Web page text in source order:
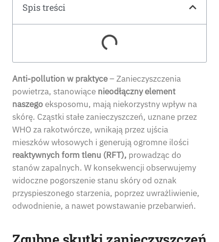
Spis treści
Anti-pollution w praktyce– Zanieczyszczenia
powietrza, stanowiące nieodłączny element
naszegoeksposomu, mają niekorzystny wpływ na
skórę. Cząstki stałe zanieczyszczeń, uznane przez
WHO za rakotwórcze, wnikają przez ujścia
mieszków włosowych i generują ogromne ilości
reaktywnych form tlenu (RFT), prowadząc do
stanów zapalnych. W konsekwencji obserwujemy
widoczne pogorszenie stanu skóry od oznak
przyspieszonego starzenia, poprzez uwrażliwienie,
odwodnienie, a nawet powstawanie przebarwień.